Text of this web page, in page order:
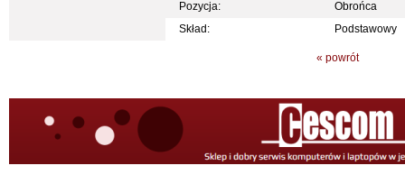
Pozycja:
Obrońca
Skład:
Podstawowy
« powrót